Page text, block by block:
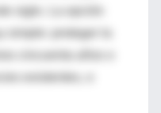
siglo. La opción
simple: proteger la